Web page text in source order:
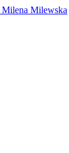
Milena Milewska